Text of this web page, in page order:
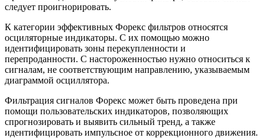
следует проигнорировать.
К категории эффективных Форекс фильтров относятся
осциляторные индикаторы. С их помощью можно
идентифицировать зоны перекупленности и
перепроданности. С настороженностью нужно относиться к
сигналам, не соответствующим направлению, указываемым
диаграммой осциллятора.
Фильтрация сигналов Форекс может быть проведена при
помощи пользовательских индикаторов, позволяющих
спрогнозировать и выявить сильный тренд, а также
идентифицировать импульсное от коррекционного движения.